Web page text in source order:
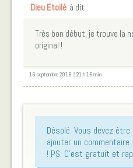
Dieu Etoilé à dit
Très bon début, je trouve la
original !
16 septembre 2018 à 21 h 16 min
Désolé. Vous devez
ajouter un commentaire.
! PS: C'est gratuit et